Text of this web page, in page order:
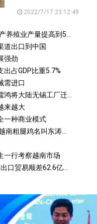
2022/7/17 23:12:49
养殖业产量提高到5...
道出口到中国
强劲
出占GDP比重5.7%
需进口
将大陆无锡工厂迁...
来越大
一种商业模式
南粗腿鸡名叫东涛...
一行考察越南市场
口贸易顺差62.6亿...